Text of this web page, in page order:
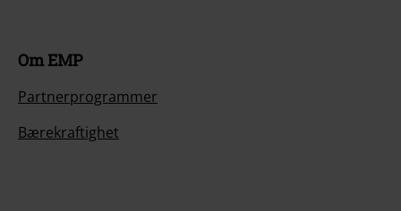
Om EMP
Partnerprogrammer
Bærekraftighet